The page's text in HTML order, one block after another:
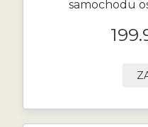
samochodu